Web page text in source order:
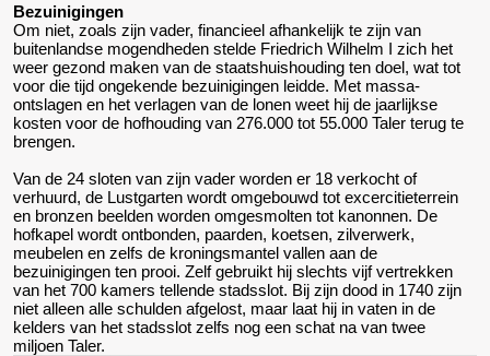
Bezuinigingen
Om niet, zoals zijn vader, financieel afhankelijk te zijn van
buitenlandse mogendheden stelde Friedrich Wilhelm I zich het
weer gezond maken van de staatshuishouding ten doel, wat tot
voor die tijd ongekende bezuinigingen leidde. Met massa-
ontslagen en het verlagen van de lonen weet hij de jaarlijkse
kosten voor de hofhouding van 276.000 tot 55.000 Taler terug te
brengen.
Van de 24 sloten van zijn vader worden er 18 verkocht of
verhuurd, de Lustgarten wordt omgebouwd tot excercitieterrein
en bronzen beelden worden omgesmolten tot kanonnen. De
hofkapel wordt ontbonden, paarden, koetsen, zilverwerk,
meubelen en zelfs de kroningsmantel vallen aan de
bezuinigingen ten prooi. Zelf gebruikt hij slechts vijf vertrekken
van het 700 kamers tellende stadsslot. Bij zijn dood in 1740 zijn
niet alleen alle schulden afgelost, maar laat hij in vaten in de
kelders van het stadsslot zelfs nog een schat na van twee
miljoen Taler.